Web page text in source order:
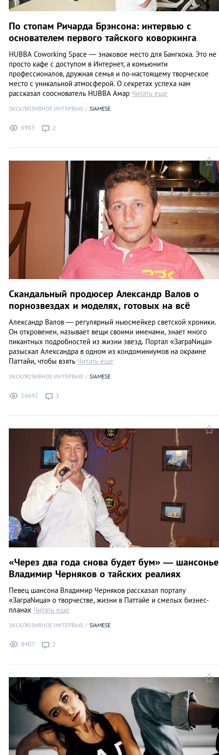
По стопам Ричарда Брэнсона: интервью с
основателем первого тайского коворкинга
HUBBA Coworking Space — знаковое место для Бангкока. Это не
просто кафе с доступом в Интернет, а комьюнити
профессионалов, дружная семья и по-настоящему творческое
место с уникальной атмосферой. О секретах успеха нам
рассказал сооснователь HUBBA Амар Читать еще
ЭКСКЛЮЗИВНОЕ ИНТЕРВЬЮ SIAMESE
6903 2
Скандальный продюсер Александр Валов о
порнозвездах и моделях, готовых на всё
Александр Валов — регулярный ньюсмейкер светской хроники.
Он откровенен, называет вещи своими именами, знает много
пикантных подробностей из жизни звезд. Портал «ЗаграNица»
разыскал Александра в одном из кондоминиумов на окраине
Паттайи, чтобы взять Читать еще
ЭКСКЛЮЗИВНОЕ ИНТЕРВЬЮ SIAMESE
16642 3
«Через два года снова будет бум» — шансонье
Владимир Черняков о тайских реалиях
Певец шансона Владимир Черняков рассказал порталу
«ЗаграNица» о творчестве, жизни в Паттайе и смелых бизнес-
планах Читать еще
ЭКСКЛЮЗИВНОЕ ИНТЕРВЬЮ SIAMESE
8407 2